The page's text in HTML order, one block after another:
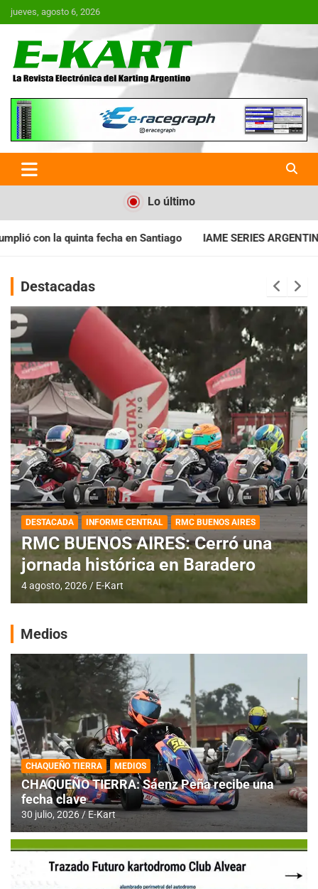
Saltar
al
jueves, agosto 6, 2026
E-Kart.com.ar | La Revista
Electrónica del Karting en
Argentina
Lo último
en Santiago IAME SERIES ARGENTINA: Horarios para la
Destacadas
DESTACADA INFORME CENTRAL RMC BUENOS AIRES
RMC BUENOS AIRES: Cerró una
jornada histórica en Baradero
4 agosto, 2026 E-Kart
Medios
CHAQUEÑO TIERRA MEDIOS
CHAQUEÑO TIERRA: Sáenz Peña recibe una
fecha clave
30 julio, 2026 E-Kart